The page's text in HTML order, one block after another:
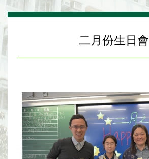
二月份生日會